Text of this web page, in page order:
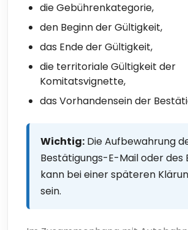
die Gebührenkategorie,
den Beginn der Gültigkeit,
das Ende der Gültigkeit,
die territoriale Gültigkeit der
Komitatsvignette,
das Vorhandensein der
Wichtig: Die Aufbewahrung
Bestätigungs-E-Mail oder des
kann bei einer späteren
sein.